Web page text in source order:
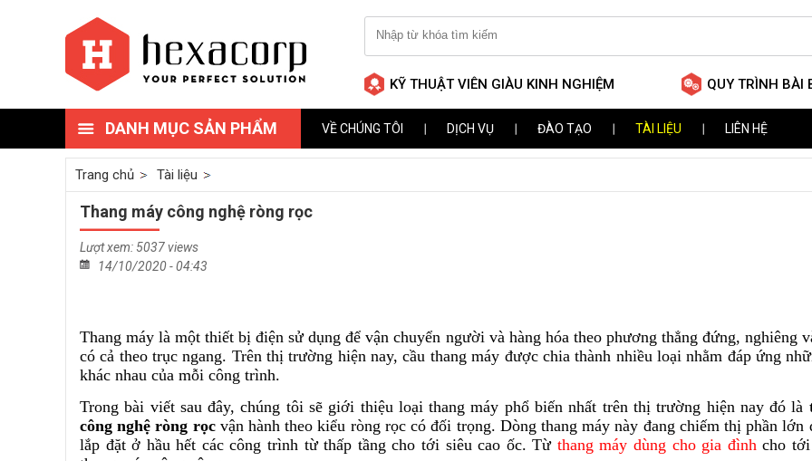
KỸ THUẬT VIÊN GIÀU KINH NGHIỆM QUY TRÌNH BÀI
DANH MỤC SẢN PHẨM VỀ CHÚNG TÔI DỊCH VỤ ĐÀO TẠO TÀI LIỆU LIÊN HỆ
Trang chủ Tài liệu
Thang máy công nghệ ròng rọc
Lượt xem: 5037 views
14/10/2020 - 04:43
Thang máy là một thiết bị điện sử dụng để vận chuyển người và hàng hóa theo phương thẳng đứng, nghiêng
có cả theo trục ngang. Trên thị trường hiện nay, cầu thang máy được chia thành nhiều loại nhằm đáp ứng
khác nhau của mỗi công trình.
Trong bài viết sau đây, chúng tôi sẽ giới thiệu loại thang máy phổ biến nhất trên thị trường hiện nay đó là
công nghệ ròng rọcvận hành theo kiểu ròng rọc có đối trọng. Dòng thang máy này đang chiếm thị phần lớn
lắp đặt ở hầu hết các công trình từ thấp tầng cho tới siêu cao ốc. Từ thang máy dùng cho gia đìnhcho tới